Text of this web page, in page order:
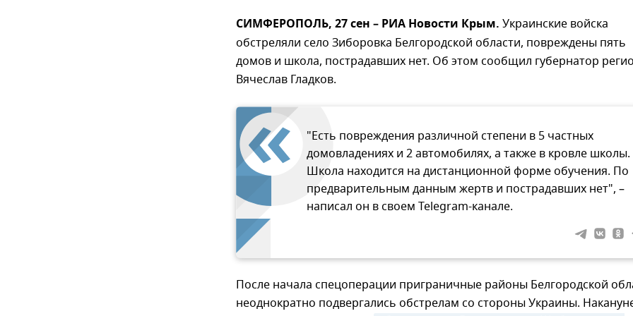
СИМФЕРОПОЛЬ, 27 сен – РИА Новости Крым. Украинские войска
обстреляли село Зиборовка Белгородской области, повреждены пять
домов и школа, пострадавших нет. Об этом сообщил губернатор
Вячеслав Гладков.
"Есть повреждения различной степени в 5 частных
домовладениях и 2 автомобилях, а также в кровле школы.
Школа находится на дистанционной форме обучения. По
предварительным данным жертв и пострадавших нет", –
написал он в своем Telegram-канале.
После начала спецоперации приграничные районы Белгородской
неоднократно подвергались обстрелам со стороны Украины.